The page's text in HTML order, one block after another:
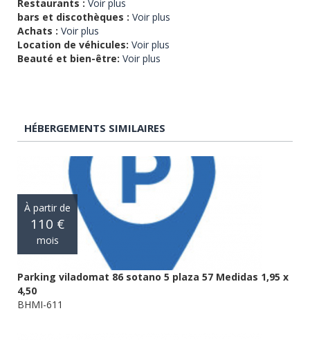
Restaurants : Voir plus
bars et discothèques : Voir plus
Achats : Voir plus
Location de véhicules: Voir plus
Beauté et bien-être: Voir plus
HÉBERGEMENTS SIMILAIRES
À partir de
110 €
mois
Parking viladomat 86 sotano 5 plaza 57 Medidas 1,95 x
4,50
BHMI-611